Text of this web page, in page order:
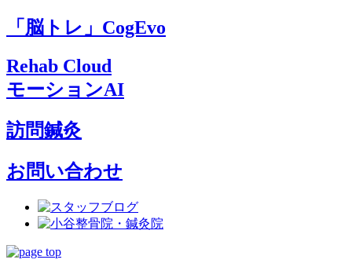
「脳トレ」CogEvo
Rehab Cloud
モーションAI
訪問鍼灸
お問い合わせ